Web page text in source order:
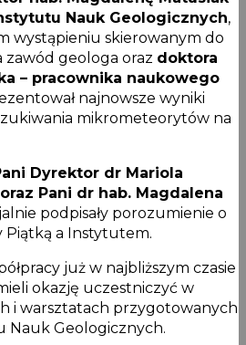
Nauk Geologicznych,
wystąpieniu skierowanym do
zawód geologa oraz doktora
– pracownika naukowego
najnowsze wyniki
mikrometeorytów na
Dyrektor dr Mariola
Pani dr hab. Magdalena
podpisały porozumienie o
Piątką a Instytutem.
już w najbliższym czasie
okazję uczestniczyć w
i warsztatach przygotowanych
Geologicznych.